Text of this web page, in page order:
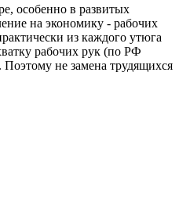
особенно в развитых
на экономику - рабочих
из каждого утюга
рабочих рук (по РФ
не замена трудящихся